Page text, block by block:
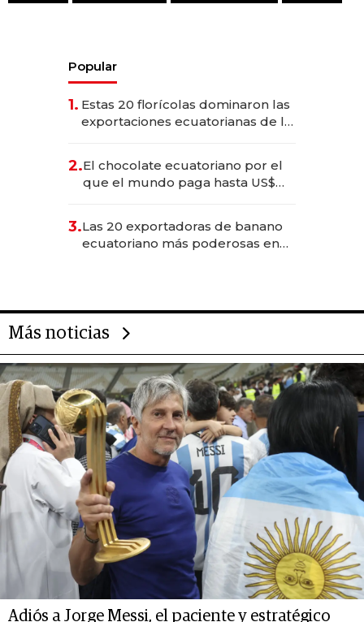
Popular
1. Estas 20 florícolas dominaron las
exportaciones ecuatorianas de la
2.El chocolate ecuatoriano por el
que el mundo paga hasta US$
3.Las 20 exportadoras de banano
ecuatoriano más poderosas en
Más noticias
Adiós a Jorge Messi, el paciente y estratégico